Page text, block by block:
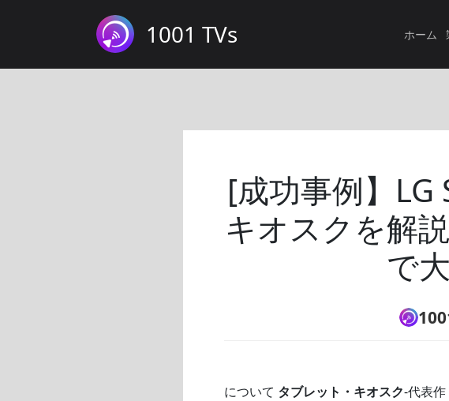
1001 TVs ホーム
[成功事例】LG
キオスクを解
で
について タブレット・キオスク-代表作